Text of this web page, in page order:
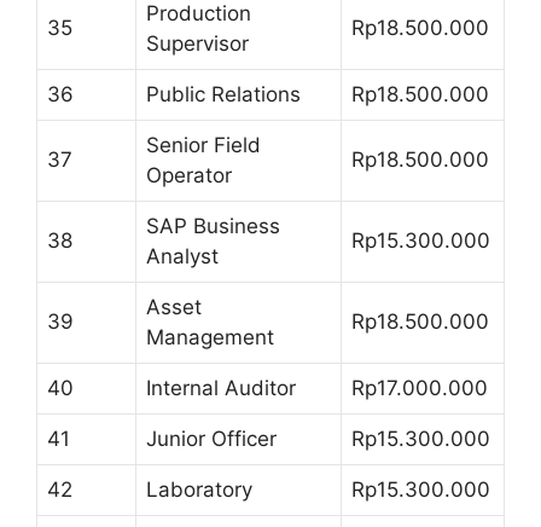
35
Production
Supervisor
Rp18.500.000
36 Public Relations Rp18.500.000
37
Senior Field
Operator
Rp18.500.000
38
SAP Business
Analyst
Rp15.300.000
39
Asset
Management
Rp18.500.000
40 Internal Auditor Rp17.000.000
41 Junior Officer Rp15.300.000
42 Laboratory Rp15.300.000